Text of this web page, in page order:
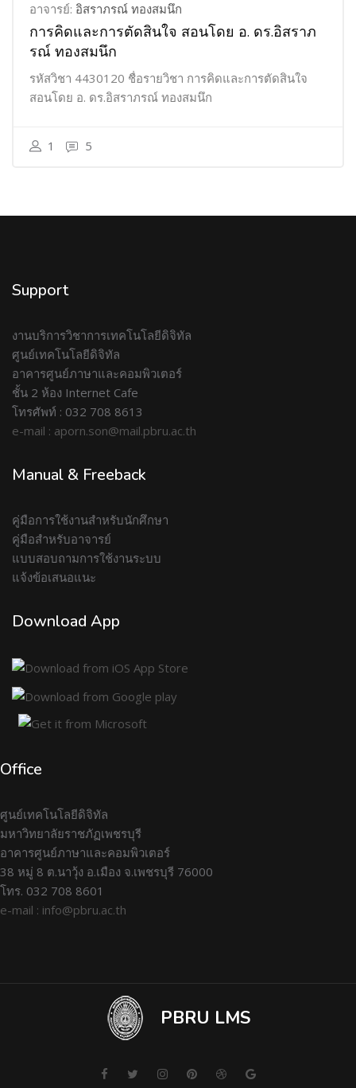
อาจารย์: อิสราภรณ์ ทองสมนึก
การคิดและการตัดสินใจ สอนโดย อ. ดร.อิสราภ
รณ์ ทองสมนึก
รหัสวิชา 4430120 ชื่อรายวิชา การคิดและการตัดสินใจ
สอนโดย อ. ดร.อิสราภรณ์ ทองสมนึก
1 5
Support
งานบริการวิชาการเทคโนโลยีดิจิทัล
ศูนย์เทคโนโลยีดิจิทัล
อาคารศูนย์ภาษาและคอมพิวเตอร์
ชั้น 2 ห้อง Internet Cafe
โทรศัพท์ : 032 708 8613
e-mail : aporn.son@mail.pbru.ac.th
Manual & Freeback
คู่มือการใช้งานสำหรับนักศึกษา
คู่มือสำหรับอาจารย์
แบบสอบถามการใช้งานระบบ
แจ้งข้อเสนอแนะ
Download App
Office
ศูนย์เทคโนโลยีดิจิทัล
มหาวิทยาลัยราชภัฏเพชรบุรี
อาคารศูนย์ภาษาและคอมพิวเตอร์
38 หมู่ 8 ต.นาวุ้ง อ.เมือง จ.เพชรบุรี 76000
โทร. 032 708 8601
e-mail : info@pbru.ac.th
PBRU LMS